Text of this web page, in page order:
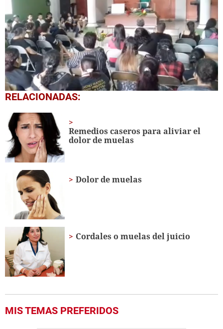
0
seconds
minute,
second
RELACIONADAS:
Remedios caseros para aliviar el
dolor de muelas
Dolor de muelas
Cordales o muelas del juicio
MIS TEMAS PREFERIDOS